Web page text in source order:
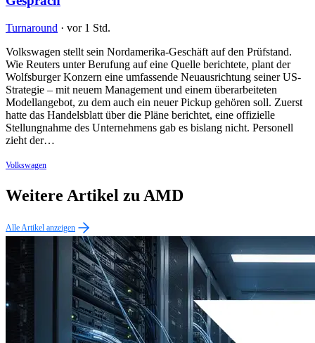
Turnaround · vor 1 Std.
Volkswagen stellt sein Nordamerika-Geschäft auf den Prüfstand.
Wie Reuters unter Berufung auf eine Quelle berichtete, plant der
Wolfsburger Konzern eine umfassende Neuausrichtung seiner US-
Strategie – mit neuem Management und einem überarbeiteten
Modellangebot, zu dem auch ein neuer Pickup gehören soll. Zuerst
hatte das Handelsblatt über die Pläne berichtet, eine offizielle
Stellungnahme des Unternehmens gab es bislang nicht. Personell
zieht der…
Volkswagen
Weitere Artikel zu AMD
Alle Artikel anzeigen